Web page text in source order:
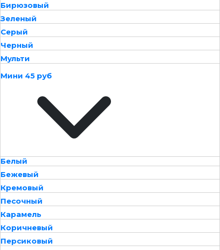
Бирюзовый
Зеленый
Серый
Черный
Мульти
Мини 45 руб
Белый
Бежевый
Кремовый
Песочный
Карамель
Коричневый
Персиковый